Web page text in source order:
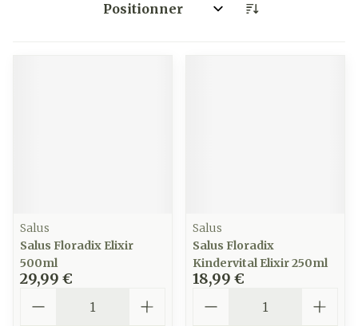
Trier par:
Salus
Salus Floradix Elixir
500ml
29,99 €
Salus
Salus Floradix
Kindervital Elixir 250ml
18,99 €